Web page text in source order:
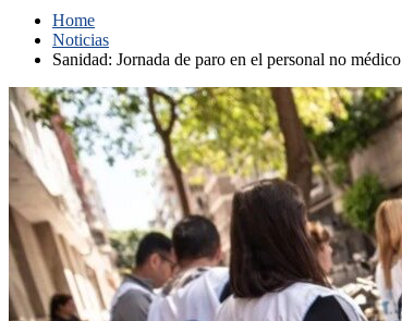
Home
Noticias
Sanidad: Jornada de paro en el personal no médico